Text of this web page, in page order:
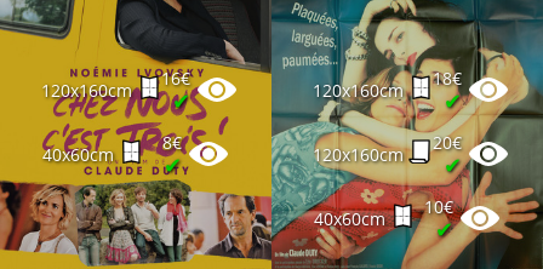
120x160cm
16€
✔
40x60cm
8€
✔
120x160cm
18€
✔
120x160cm
20€
✔
40x60cm
10€
✔